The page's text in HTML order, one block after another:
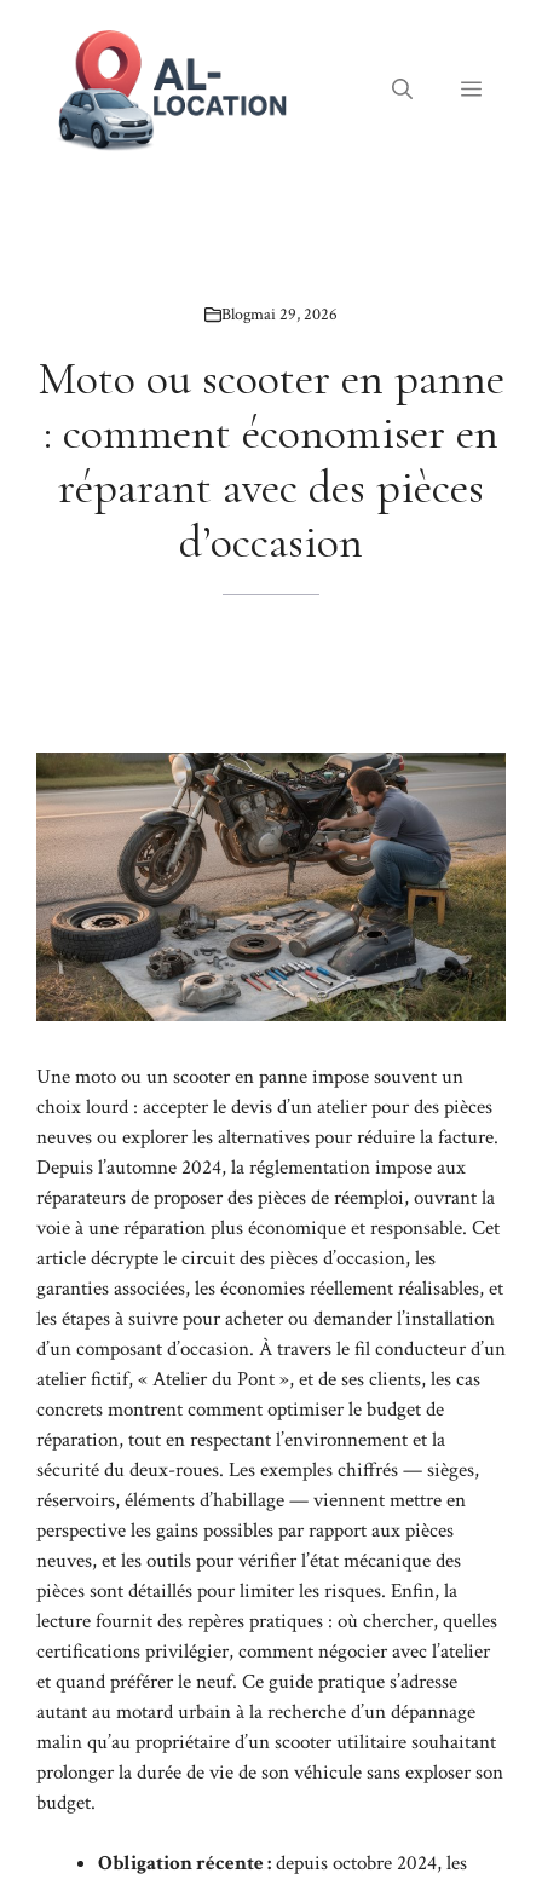
Menu
Blogmai 29, 2026
Moto ou scooter en panne
: comment économiser en
réparant avec des pièces
d’occasion
Une moto ou un scooter en panne impose souvent un
choix lourd : accepter le devis d’un atelier pour des pièces
neuves ou explorer les alternatives pour réduire la facture.
Depuis l’automne 2024, la réglementation impose aux
réparateurs de proposer des pièces de réemploi, ouvrant la
voie à une réparation plus économique et responsable. Cet
article décrypte le circuit des pièces d’occasion, les
garanties associées, les économies réellement réalisables, et
les étapes à suivre pour acheter ou demander l’installation
d’un composant d’occasion. À travers le fil conducteur d’un
atelier fictif, « Atelier du Pont », et de ses clients, les cas
concrets montrent comment optimiser le budget de
réparation, tout en respectant l’environnement et la
sécurité du deux-roues. Les exemples chiffrés — sièges,
réservoirs, éléments d’habillage — viennent mettre en
perspective les gains possibles par rapport aux pièces
neuves, et les outils pour vérifier l’état mécanique des
pièces sont détaillés pour limiter les risques. Enfin, la
lecture fournit des repères pratiques : où chercher, quelles
certifications privilégier, comment négocier avec l’atelier
et quand préférer le neuf. Ce guide pratique s’adresse
autant au motard urbain à la recherche d’un dépannage
malin qu’au propriétaire d’un scooter utilitaire souhaitant
prolonger la durée de vie de son véhicule sans exploser son
budget.
Obligation récente :depuis octobre 2024, les